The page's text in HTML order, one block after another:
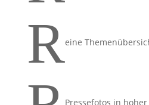
Reine
Pressefotos in